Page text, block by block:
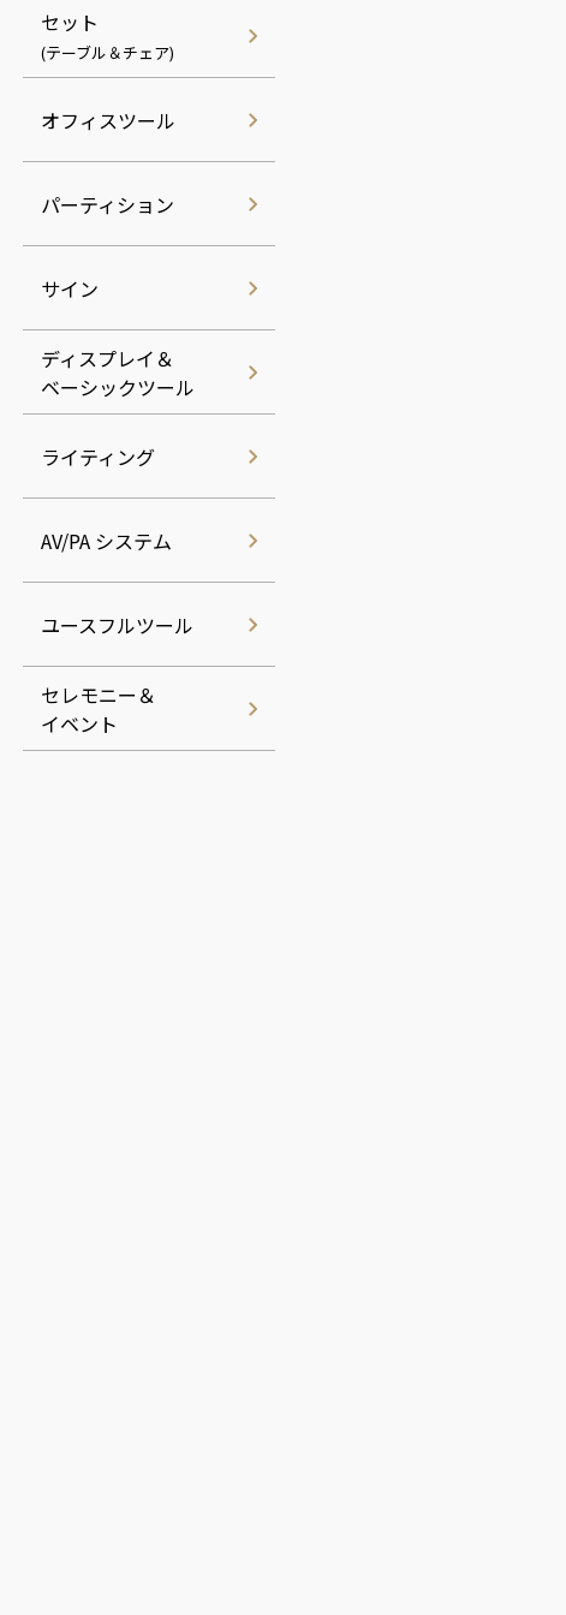
セット
(テーブル＆チェア)
オフィスツール
パーティション
サイン
ディスプレイ＆
ベーシックツール
ライティング
AV/PA システム
ユースフルツール
セレモニー＆
イベント